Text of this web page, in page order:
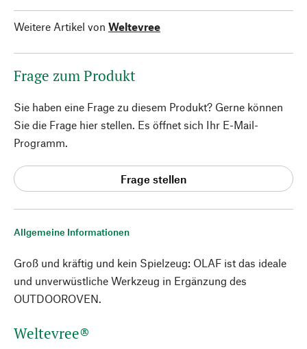
Allgemeine Informationen
Groß und kräftig und kein Spielzeug: OLAF ist das ideale
und unverwüstliche Werkzeug in Ergänzung des
OUTDOOROVEN.
Weltevree®
Weitere Artikel von Weltevree
Frage zum Produkt
Sie haben eine Frage zu diesem Produkt? Gerne können
Sie die Frage hier stellen. Es öffnet sich Ihr E-Mail-
Programm.
Frage stellen